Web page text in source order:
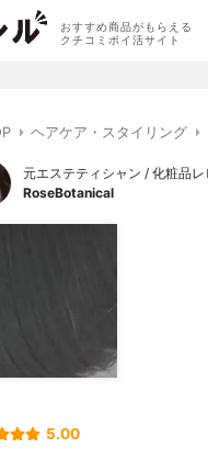
おすすめ商品がもらえる
クチコミポイ活サイト
ヘアケア・スタイリング
元エステティシャン / 化粧品
RoseBotanical
5.00